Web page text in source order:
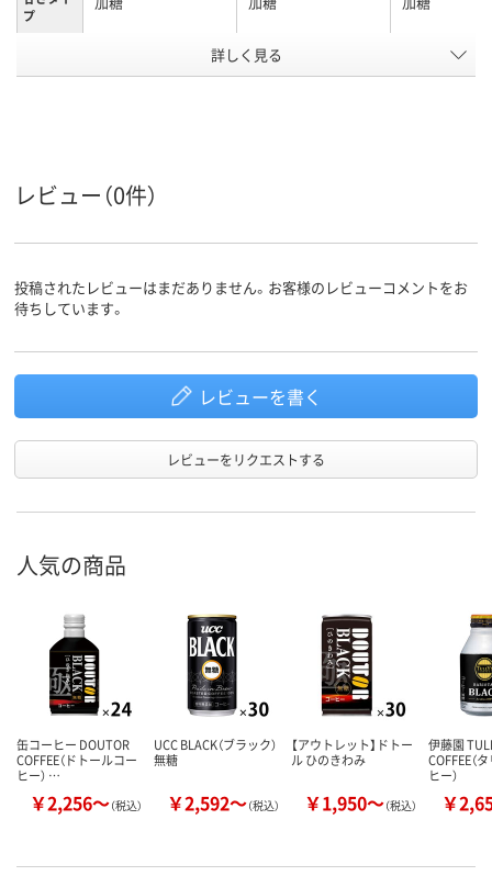
プ
20 55 70
詳しく見る
レビュー（0件）
投稿されたレビューはまだありません。お客様のレビューコメントをお
待ちしています。
レビューを書く
レビューをリクエストする
人気の商品
缶コーヒー DOUTOR
COFFEE（ドトールコー
ヒー） …
￥2,256～（税込）
UCC BLACK（ブラック）
無糖
￥2,592～（税込）
【アウトレット】ドトー
ル ひのきわみ
￥1,950～（税込）
伊藤園
COFFEE（
ヒー）
￥